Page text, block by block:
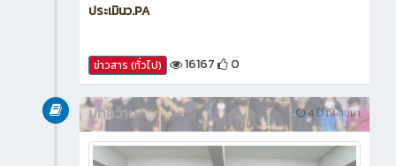
ประเมินว.PA
ข่าวสาร (ทั่วไป) 16167 0
4 ปี ที่ผ่านมา
บทความ